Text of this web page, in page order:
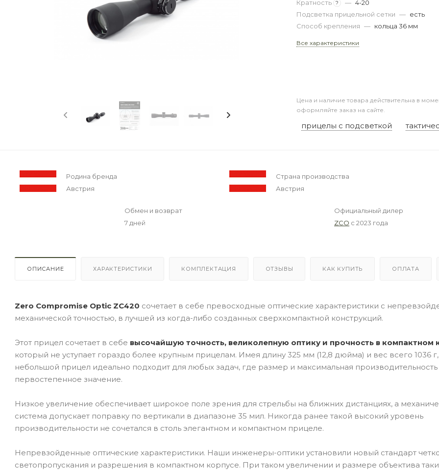
Кратность ? — 4-20
Подсветка прицельной сетки — есть
Способ крепления — кольца 36 мм
Все характеристики
Цена и наличие товара действительна в
оформляйте заказ на сайте.
прицелы с подсветкой
Родина бренда
Австрия
Страна производства
Австрия
Обмен и возврат
7 дней
Официальный дилер
ZCO с 2023 года
ОПИСАНИЕ ХАРАКТЕРИСТИКИ КОМПЛЕКТАЦИЯ ОТЗЫВЫ КАК КУПИТЬ ОПЛАТА
Zero Compromise Optic ZC420 сочетает в себе превосходные оптические характеристики с
механической точностью, в лучшей из когда-либо созданных сверхкомпактной конструкций.
Этот прицел сочетает в себе высочайшую точность, великолепную оптику и прочность в компактном
который не уступает гораздо более крупным прицелам. Имея длину 325 мм (12,8 дюйма) и вес всего 1036 г,
небольшой прицел идеально подходит для любых задач, где размер и максимальная
первостепенное значение.
Низкое увеличение обеспечивает широкое поле зрения для стрельбы на ближних дистанциях, а
система допускает поправку по вертикали в диапазоне 35 мил. Никогда ранее такой высокий уровень
производительности не сочетался в столь элегантном и компактном прицеле.
Непревзойденные оптические характеристики. Наши инженеры-оптики установили новый стандарт
светопропускания и разрешения в компактном корпусе. При таком увеличении и размере объектива